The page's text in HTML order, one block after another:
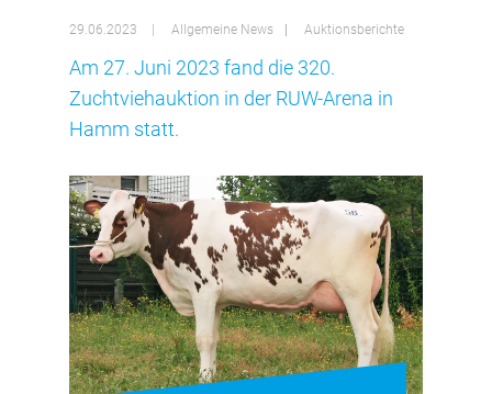
29.06.2023 Allgemeine News Auktionsberichte
Am 27. Juni 2023 fand die 320.
Zuchtviehauktion in der RUW-Arena in
Hamm statt.